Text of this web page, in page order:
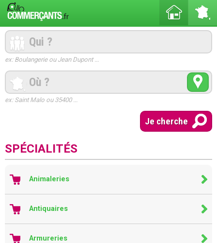
ex: Boulangerie ou Jean Dupont ...
ex: Saint Malo ou 35400 ...
SPÉCIALITÉS
Animaleries
Antiquaires
Armureries